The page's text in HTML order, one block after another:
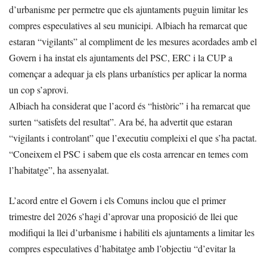
d’urbanisme per permetre que els ajuntaments puguin limitar les
compres especulatives al seu municipi. Albiach ha remarcat que
estaran “vigilants” al compliment de les mesures acordades amb el
Govern i ha instat els ajuntaments del PSC, ERC i la CUP a
començar a adequar ja els plans urbanístics per aplicar la norma
un cop s’aprovi.
Albiach ha considerat que l’acord és “històric” i ha remarcat que
surten “satisfets del resultat”. Ara bé, ha advertit que estaran
“vigilants i controlant” que l’executiu compleixi el que s’ha pactat.
“Coneixem el PSC i sabem que els costa arrencar en temes com
l’habitatge”, ha assenyalat.
L’acord entre el Govern i els Comuns inclou que el primer
trimestre del 2026 s’hagi d’aprovar una proposició de llei que
modifiqui la llei d’urbanisme i habiliti els ajuntaments a limitar les
compres especulatives d’habitatge amb l’objectiu “d’evitar la